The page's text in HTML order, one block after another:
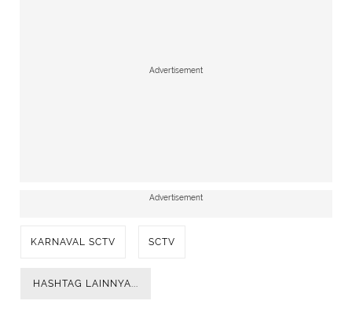
Advertisement
Advertisement
KARNAVAL SCTV SCTV
HASHTAG LAINNYA...